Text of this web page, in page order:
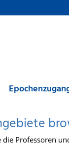
die Professoren